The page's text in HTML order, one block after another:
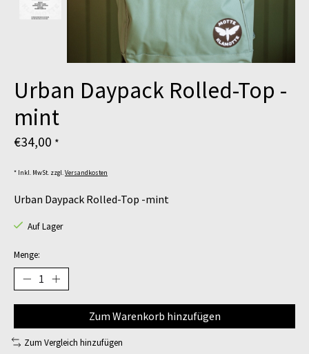
Urban Daypack Rolled-Top -
mint
€34,00 *
* Inkl. MwSt. zzgl.Versandkosten
Urban Daypack Rolled-Top -mint
Auf Lager
Menge:
Zum Warenkorb hinzufügen
Zum Vergleich hinzufügen